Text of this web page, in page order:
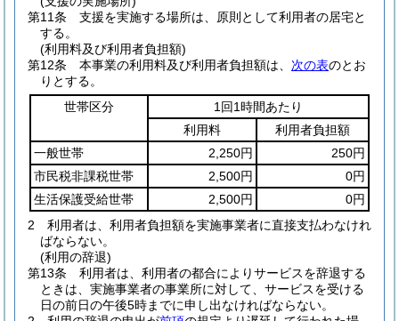
第11条
支援を実施する場所は、原則として利用者の居宅と
する。
(利用料及び利用者負担額)
第12条
本事業の利用料及び利用者負担額は、 次の表のとお
りとする。
世帯区分
1回1時間あたり
利用料
利用者負担額
一般世帯
2,250円
250円
市民税非課税世帯
2,500円
0円
生活保護受給世帯
2,500円
0円
2
利用者は、利用者負担額を実施事業者に直接支払わなけれ
ばならない。
(利用の辞退)
第13条
利用者は、利用者の都合によりサービスを辞退する
ときは、実施事業者の事業所に対して、サービスを受ける
日の前日の午後5時までに申し出なければならない。